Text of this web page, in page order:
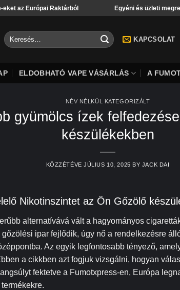
Raktárból Egyéni és üzleti megrendeléseket is
Keresés:
KAPCSOLAT
ELDOBHATÓ VAPE VÁSÁRLÁS A
NÉV NÉLKÜL KATEGORIZÁLT
gyümölcs ízek
készülékekben
KÖZZÉTÉVEJÚLIUS 10, 2025 BY JACK DAI
Nikotinszintet az Ön Gőzölő
alternatívává vált a hagyományos
ipar fejlődik, úgy nő a rendelkezésre
Az egyik legfontosabb tényező,
a cikkben azt fogjuk vizsgálni, hogyan
fektetve a Fumotxpress-en, Európa